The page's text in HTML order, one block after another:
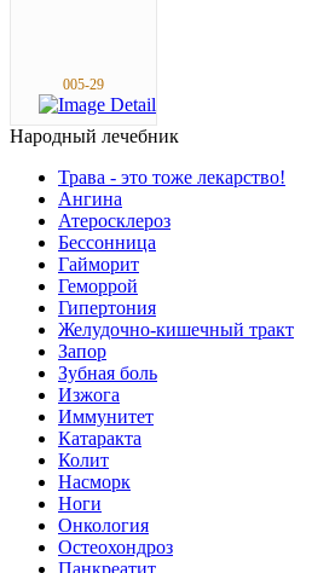
005-29
Народный лечебник
Трава - это тоже лекарство!
Ангина
Атеросклероз
Бессонница
Гайморит
Геморрой
Гипертония
Желудочно-кишечный тракт
Запор
Зубная боль
Изжога
Иммунитет
Катаракта
Колит
Насморк
Ноги
Онкология
Остеохондроз
Панкреатит